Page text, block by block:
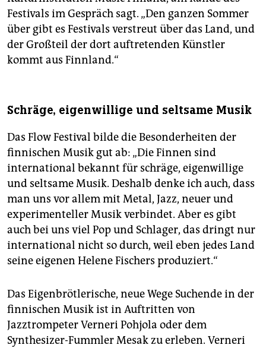
Festivals im Gespräch sagt. „Den ganzen Sommer
über gibt es Festivals verstreut über das Land, und
der Großteil der dort auftretenden Künstler
kommt aus Finnland.“
Schräge, eigenwillige und seltsame Musik
Das Flow Festival bilde die Besonderheiten der
finnischen Musik gut ab: „Die Finnen sind
international bekannt für schräge, eigenwillige
und seltsame Musik. Deshalb denke ich auch, dass
man uns vor allem mit Metal, Jazz, neuer und
experimenteller Musik verbindet. Aber es gibt
auch bei uns viel Pop und Schlager, das dringt nur
international nicht so durch, weil eben jedes Land
seine eigenen Helene Fischers produziert.“
Das Eigenbrötlerische, neue Wege Suchende in der
finnischen Musik ist in Auftritten von
Jazztrompeter Verneri Pohjola oder dem
Synthesizer-Fummler Mesak zu erleben. Verneri